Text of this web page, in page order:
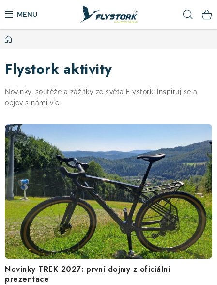
na
ZIMNÍ SPORTY
KOLOBĚŽKY
OBLEČENÍ A BOTY
DOPLŇKY
CAMPING
VÝPRODEJ
! Akce ! Obchodní podmínky
Doprava a platba
Moje objednávka
Čeština
Servis
Testovací centrum
Půjčovna nosičů kol Kontakt
Domů
Flystork aktivity
Novinky, soutěže a zážitky ze světa Flystork. Inspiruj se a
objev s námi víc.
V
ý
p
i
s
č
l
á
n
k
ů
Novinky TREK 2027: první dojmy z oficiální
prezentace